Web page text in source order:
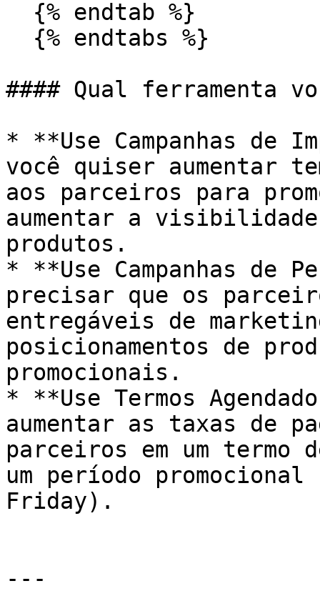
#### Qual ferramenta
* **Use Campanhas de
você quiser aumentar
aos parceiros para
aumentar a visibilidade
produtos.
* **Use Campanhas de
precisar que os
entregáveis de
posicionamentos de
promocionais.
* **Use Termos
aumentar as taxas de
parceiros em um termo
um período
Friday).
---